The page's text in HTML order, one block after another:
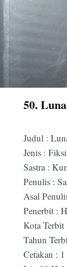
50.
Judul :
Jenis : Fiksi
Sastra :
Penulis :
Asal
Penerbit :
Kota
Tahun
Cetakan : 1